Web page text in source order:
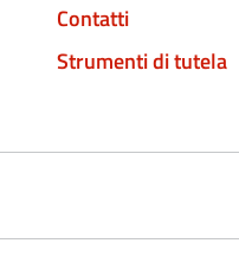
Contatti
Strumenti di tutela